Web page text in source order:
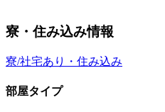
寮・住み込み情報
寮/社宅あり・住み込み
部屋タイプ